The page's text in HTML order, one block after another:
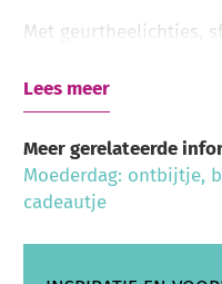
Meer gerelateerde
Moederdag: ontbijtje,
cadeautje
Met geurtheelichtjes,
Of je nu iets kleins
smaken en
Lees meer